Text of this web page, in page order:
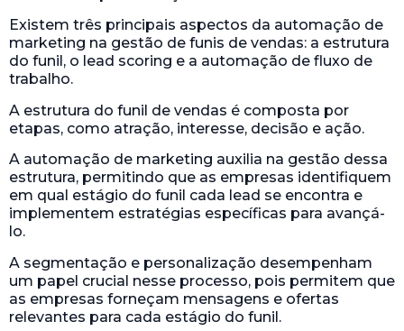
Existem três principais aspectos da automação de
marketing na gestão de funis de vendas: a estrutura
do funil, o lead scoring e a automação de fluxo de
trabalho.
A estrutura do funil de vendas é composta por
etapas, como atração, interesse, decisão e ação.
A automação de marketing auxilia na gestão dessa
estrutura, permitindo que as empresas identifiquem
em qual estágio do funil cada lead se encontra e
implementem estratégias específicas para avançá-
lo.
A segmentação e personalização desempenham
um papel crucial nesse processo, pois permitem que
as empresas forneçam mensagens e ofertas
relevantes para cada estágio do funil.